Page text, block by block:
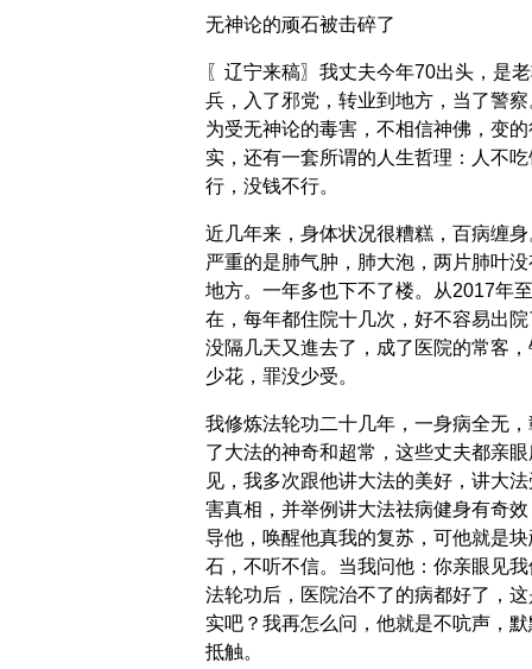
无神论的顽石被击碎了
〖辽宁来稿〗我丈夫今年70出头，是
兵，入了邪党，转业到地方，当了警察
为受无神论的毒害，不相信神佛，变的
实，还有一套所谓的人生哲理：人不吃
行，没钱不行。
近几年来，身体状况很糟糕，百病缠身
严重的是肺气肿，肺大泡，两片肺叶没
地方。一年多也下不了楼。从2017年
在，每年都住院十几次，好不容易出院
没隔几天又進去了，成了医院的常客，
少花，罪没少受。
我修炼法轮功二十几年，一身病全无，
了大法的神奇和超常，这些丈夫都亲眼
见，我多次跟他讲大法的美好，讲大
害真相，并举例讲大法祛病健身有奇效
导他，唤醒他真我的复苏，可他就是块
石，不听不信。当我问他：你亲眼见我
法轮功后，医院治不了的病都好了，这
实吧？我再怎么问，他就是不吭声，默
抵触。